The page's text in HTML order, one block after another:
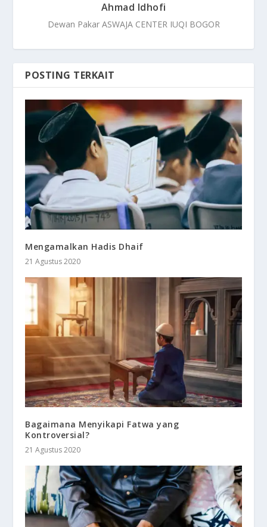
Ahmad Idhofi
Dewan Pakar ASWAJA CENTER IUQI BOGOR
POSTING TERKAIT
Mengamalkan Hadis Dhaif
21 Agustus 2020
Bagaimana Menyikapi Fatwa yang
Kontroversial?
21 Agustus 2020